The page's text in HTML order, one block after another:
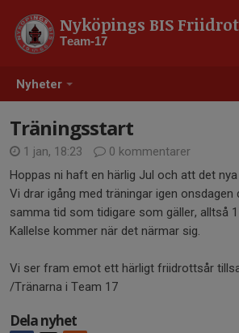
Nyheter
Nyköpings BIS
Team-17
Träningsstart
1 jan, 18:23
0 kommentarer
Hoppas ni haft en härlig Jul och att det
Vi drar igång med träningar igen
samma tid som tidigare som gäller, alltså
Kallelse kommer när det närmar sig.
Vi ser fram emot ett härligt friidrottsår
/Tränarna i Team 17
Dela nyhet